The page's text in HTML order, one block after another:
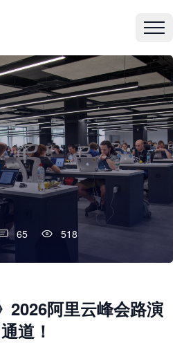
65 518
2026阿里云峰会路演
道！